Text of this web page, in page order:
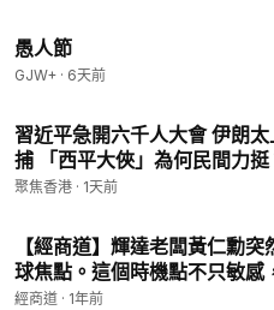
愚人節
GJW+ · 6天前
習近平急開六千人大會 伊朗
捕 「西平大俠」為何民間力
出AZ專機 台灣人當年有多痛
聚焦香港 · 1天前
【經商道】輝達老闆黃仁勳
球焦點。這個時機點不只敏感
號 |#黃仁勳 #輝達 #英偉達 #
經商道 · 1年前